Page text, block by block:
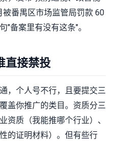
番禺区市场监管局罚款 60
"备案里有没有这条"。
直接禁投
，个人号不行，且要提交三
盖你推广的类目。资质分三
资质（我能推哪个行业）、
的证明材料）。但有些行